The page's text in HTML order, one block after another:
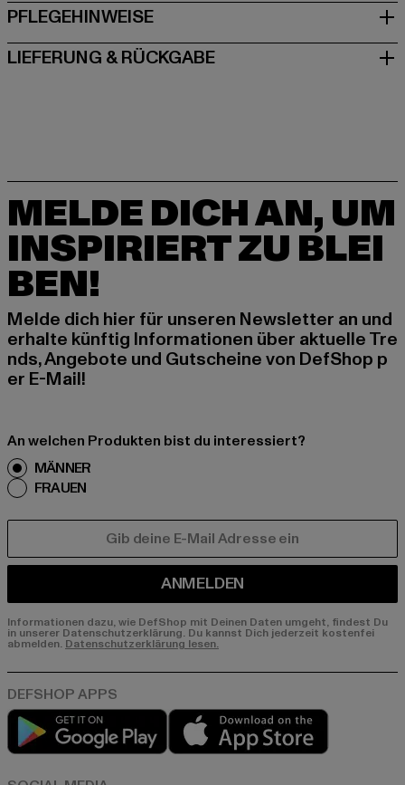
PFLEGEHINWEISE
LIEFERUNG & RÜCKGABE
MELDE DICH AN, UM
INSPIRIERT ZU BLEI
BEN!
Melde dich hier für unseren Newsletter an und
erhalte künftig Informationen über aktuelle Tre
nds, Angebote und Gutscheine von DefShop p
er E-Mail!
An welchen Produkten bist du interessiert?
MÄNNER
FRAUEN
ANMELDEN
Informationen dazu, wie DefShop mit Deinen Daten umgeht, findest Du
in unserer Datenschutzerklärung. Du kannst Dich jederzeit kostenfei
abmelden. Datenschutzerklärung lesen.
Play market